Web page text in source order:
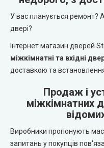
REDFORT (Редфорт)
Abwehr (Абвер)
Міністерство Дверей
MAGDA (Магда)
Leador Gloss
Darumi (Дарумі)
Екодверка (з масиву
Статус (Status Doors)
У вас планується ремонт?
двері?
Інтернет магазин дверей
міжкімнатні та вхідні
доставкою та
Продаж і
міжкімнатних
Виробники пропонують
запитань у покупців